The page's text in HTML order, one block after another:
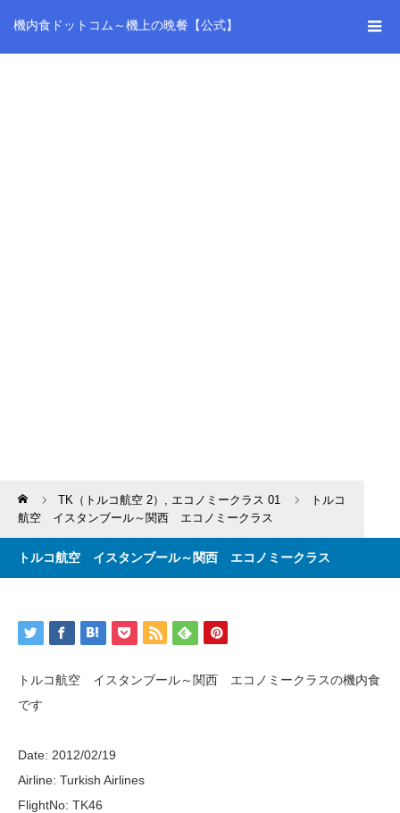
機内食ドットコム～機上の晩餐【公式】
Home TK（トルコ航空 2） , エコノミークラス 01
トルコ
航空 イスタンブール～関西 エコノミークラス
トルコ航空 イスタンブール～関西 エコノミークラス
トルコ航空 イスタンブール～関西 エコノミークラスの機内食
です
Date: 2012/02/19
Airline: Turkish Airlines
FlightNo: TK46